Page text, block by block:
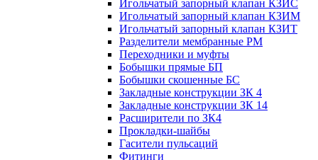
Игольчатый запорный клапан КЗИС
Игольчатый запорный клапан КЗИМ
Игольчатый запорный клапан КЗИТ
Разделители мембранные РМ
Переходники и муфты
Бобышки прямые БП
Бобышки скошенные БС
Закладные конструкции ЗК 4
Закладные конструкции ЗК 14
Расширители по ЗК4
Прокладки-шайбы
Гасители пульсаций
Фитинги